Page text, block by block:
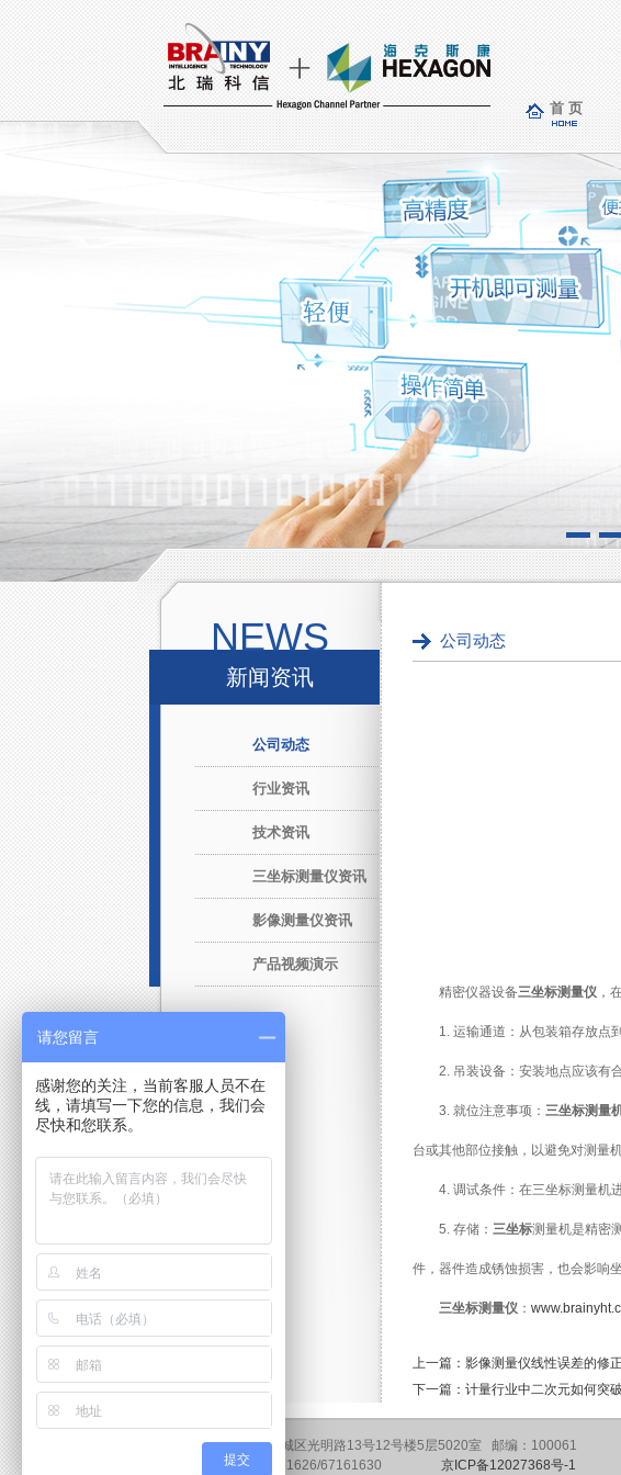
首 页
NEWS
新闻资讯
公司动态
行业资讯
技术资讯
三坐标测量仪资讯
影像测量仪资讯
产品视频演示
公司动态
精密仪器设备三坐标测量仪 ，
1. 运输通道：从包装箱存放点
2. 吊装设备：安装地点应该有
3. 就位注意事项： 三坐标测量
台或其他部位接触，以避免对测量
4. 调试条件：在三坐标测量机
5. 存储： 三坐标测量机是精密
件，器件造成锈蚀损害，也会影响
三坐标测量仪 ：
上一篇：影像测量仪线性误差的修
下一篇：计量行业中二次元如何突
地址：北京市东城区光明路13号12号楼5层5020室 邮编：100061
电话：010-67161626/67161630 京ICP备12027368号-1
请您留言
感谢您的关注，当前客服人员不在
线，请填写一下您的信息，我们会
尽快和您联系。
提交